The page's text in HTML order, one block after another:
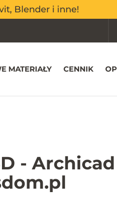
Blender i inne!
Blender i inne!
Mój koszyk
MATERIAŁY CENNIK
-